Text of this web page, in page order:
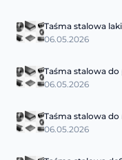
Taśma stalowa
06.05.2026
Taśma stalowa
06.05.2026
Taśma stalowa
06.05.2026